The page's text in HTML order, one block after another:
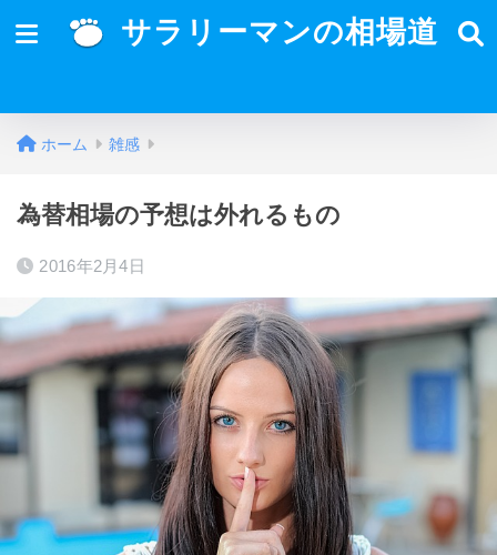
サラリーマンの相場道
ホーム 雑感
為替相場の予想は外れるもの
2016年2月4日